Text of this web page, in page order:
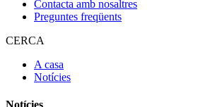
Contacta amb nosaltres
Preguntes freqüents
CERCA
A casa
Notícies